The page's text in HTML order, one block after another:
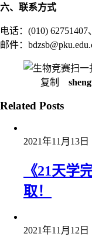
六、联系方式
电话：(010) 62751407
邮件：
扫一
复制
Related Posts
2021年11月13日
《21天学
取！
2021年11月12日